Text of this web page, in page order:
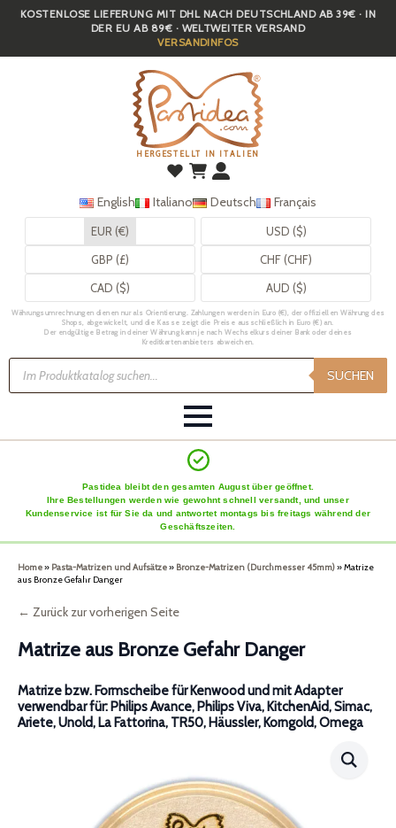
Skip
KOSTENLOSE LIEFERUNG MIT DHL NACH DEUTSCHLAND AB 39€ · IN
DER EU AB 89€ · WELTWEITER VERSAND
VERSANDINFOS
HERGESTELLT IN ITALIEN
English Italiano Deutsch Français
EUR (€)
USD ($)
GBP (£)
CHF (CHF)
CAD ($)
AUD ($)
Währungsumrechnungen dienen nur als Orientierung. Zahlungen werden in Euro (€), der offiziellen Währung des
Shops, abgewickelt, und die Kasse zeigt die Preise ausschließlich in Euro (€) an.
Der endgültige Betrag in deiner Währung kann je nach Wechselkurs deiner Bank oder deines
Kreditkartenanbieters abweichen.
Products
search SUCHEN
Pastidea bleibt den gesamten August über geöffnet.
Ihre Bestellungen werden wie gewohnt schnell versandt, und unser
Kundenservice ist für Sie da und antwortet montags bis freitags während der
Geschäftszeiten.
Home» Pasta-Matrizen und Aufsätze» Bronze-Matrizen (Durchmesser 45mm)»Matrize
aus Bronze Gefahr Danger
← Zurück zur vorherigen Seite
Matrize aus Bronze Gefahr Danger
Matrize bzw. Formscheibe für Kenwood und mit Adapter
verwendbar für: Philips Avance, Philips Viva, KitchenAid, Simac,
Ariete, Unold, La Fattorina, TR50, Häussler, Korngold, Omega